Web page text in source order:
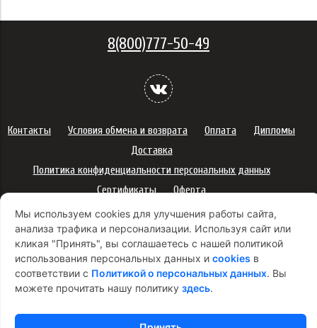
Мы используем cookies для улучшения работы сайта,
анализа трафика и персонализации. Используя сайт или
кликая "Принять", вы соглашаетесь с нашей политикой
использования персональных данных и cookies в
соответствии с Политикой о персональных данных. Вы
можете прочитать нашу политику здесь.
8(800)777-50-49
Контакты Условия обмена и возврата Оплата
Дипломы
Доставка
Политика конфиденциальности персональных данных
Сертификаты
Оферта
Правила использования подарочных карт
Правила ухода за одеждой
Политика платежей
Условия использования Cookie-файлов
Согласие на рекламную рассылку